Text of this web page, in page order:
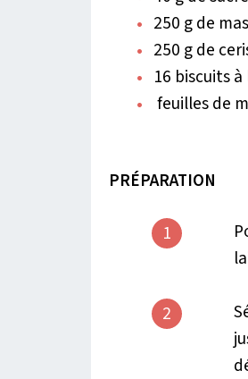
250 g de
250 g de
16 biscuits
feuilles de
PRÉPARATION
1
2